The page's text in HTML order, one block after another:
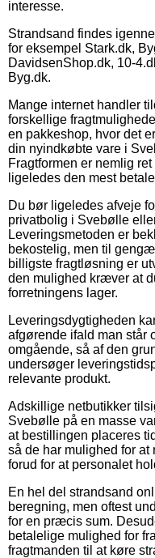
interesse.
Strandsand findes
for eksempel Stark.dk,
DavidsenShop.dk, 10-
Byg.dk.
Mange internet handler
forskellige
en pakkeshop, hvor det
din nyindkøbte vare i
Fragtformen er nemlig
ligeledes den mest
Du bør ligeledes afveje
privatbolig i Svebølle
Leveringsmetoden er
bekostelig, men til
billigste fragtløsning er
den mulighed kræver at
forretningens lager.
Leveringsdygtigheden
afgørende ifald man står
omgående, så af den
undersøger
relevante produkt.
Adskillige netbutikker
Svebølle på en masse
at bestillingen placeres
så de har mulighed for at
forud for at personalet
En hel del strandsand
beregning, men oftest
for en præcis sum.
betalelige mulighed for
fragtmanden til at køre